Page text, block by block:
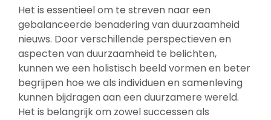
Het is essentieel om te streven naar een
gebalanceerde benadering van duurzaamheid
nieuws. Door verschillende perspectieven en
aspecten van duurzaamheid te belichten,
kunnen we een holistisch beeld vormen en beter
begrijpen hoe we als individuen en samenleving
kunnen bijdragen aan een duurzamere wereld.
Het is belangrijk om zowel successen als